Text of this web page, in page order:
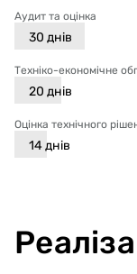
Аудит та оцінка
30 днів
Техніко-економічне
20 днів
Оцінка технічного
14днів